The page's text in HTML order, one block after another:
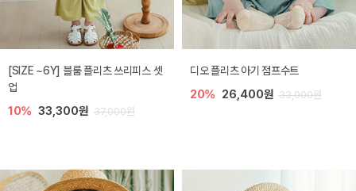
[SIZE ~6Y] 블룸 플리츠 쓰리피스 셋
업
10% 33,300원 37,000원
디오 플리츠 아기 점프수트
20% 26,400원 33,000원